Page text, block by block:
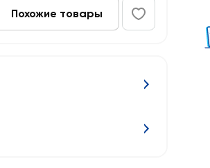
Похожие товары